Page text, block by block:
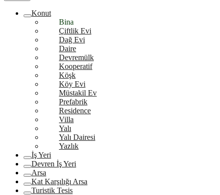
Konut
Bina
Çiftlik Evi
Dağ Evi
Daire
Devremülk
Kooperatif
Köşk
Köy Evi
Müstakil Ev
Prefabrik
Residence
Villa
Yalı
Yalı Dairesi
Yazlık
İş Yeri
Devren İş Yeri
Arsa
Kat Karşılığı Arsa
Turistik Tesis